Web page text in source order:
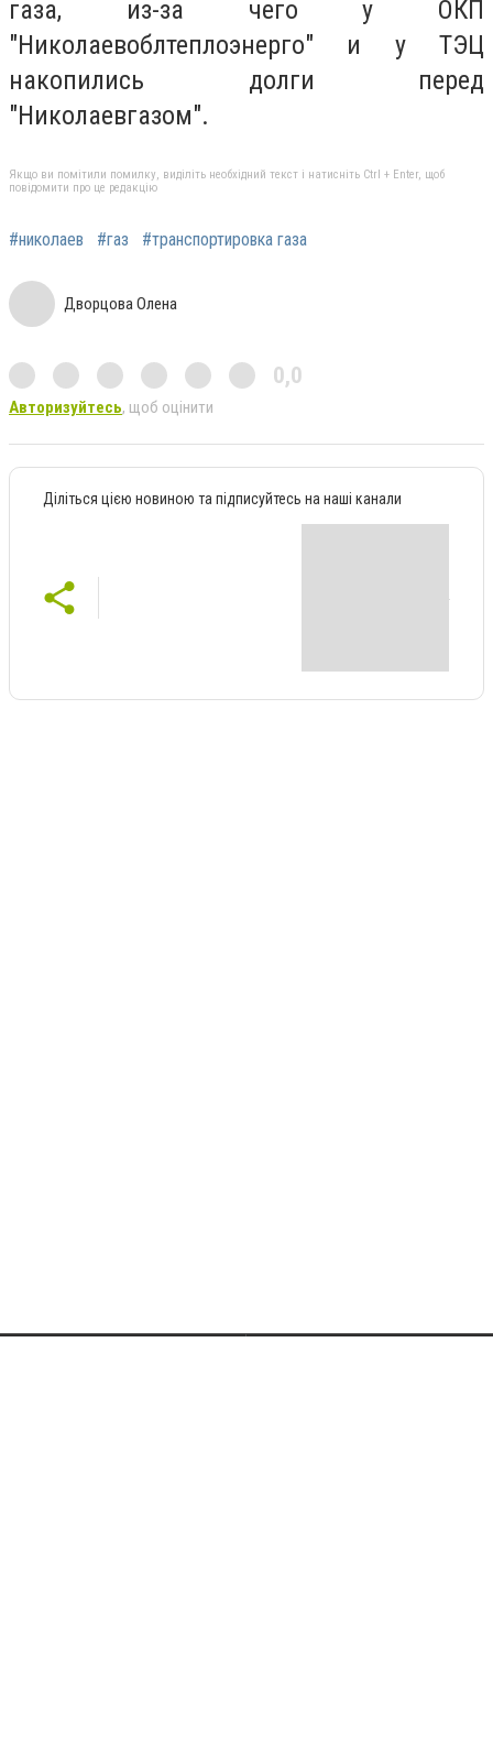
газа, из-за чего у ОКП
"Николаевоблтеплоэнерго" и у ТЭЦ
накопились долги перед
"Николаевгазом".
Якщо ви помітили помилку, виділіть необхідний текст і натисніть Ctrl + Enter, щоб
повідомити про це редакцію
#николаев #газ #транспортировка газа
Дворцова Олена
0,0
Авторизуйтесь, щоб оцінити
Діліться цією новиною та підписуйтесь на наші канали